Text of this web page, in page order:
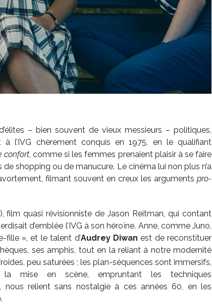
– bien souvent de vieux messieurs – politiques,
à l’IVG chèrement conquis en 1975, en le qualifiant
confort, comme si les femmes prenaient plaisir à se faire
de shopping ou de manucure. Le cinéma lui non plus n’a
filmant souvent en creux les argumentspro-
film quasi révisionniste de Jason Reitman, qui contant
d’emblée l’IVG à son héroïne. Anne, comme Juno,
fille », et le talent d’Audrey Diwan est de reconstituer
ses amphis, tout en la reliant à notre modernité
peu saturées ; les plan-séquences sont immersifs,
mise en scène, empruntant les techniques
nous relient sans nostalgie à ces années 60, en les